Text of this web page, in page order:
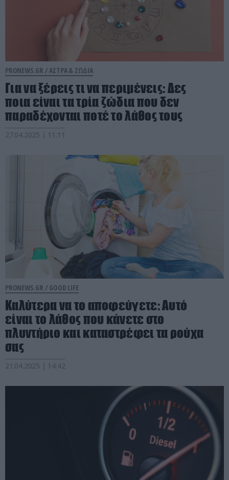
PRONEWS.GR /ΑΣΤΡΑ & ΖΩΔΙΑ
Για να ξέρεις τι να περιμένεις: Δες
ποια είναι τα τρία ζώδια που δεν
παραδέχονται ποτέ το λάθος τους
27.04.2025 | 11:11
PRONEWS.GR / GOOD LIFE
Καλύτερα να το αποφεύγετε: Αυτό
είναι το λάθος που κάνετε στο
πλυντήριο και καταστρέφει τα ρούχα
σας
21.04.2025 | 14:42